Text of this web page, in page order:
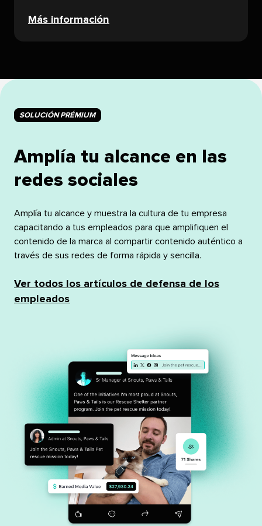
Más información​​
SOLUCIÓN PRÉMIUM​​
Amplía tu alcance en las
redes sociales​​
Amplía tu alcance y muestra la cultura de tu empresa
capacitando a tus empleados para que amplifiquen el
contenido de la marca al compartir contenido auténtico a
través de sus redes de forma rápida y sencilla.​​
Ver todos los artículos de defensa de los
empleados​​